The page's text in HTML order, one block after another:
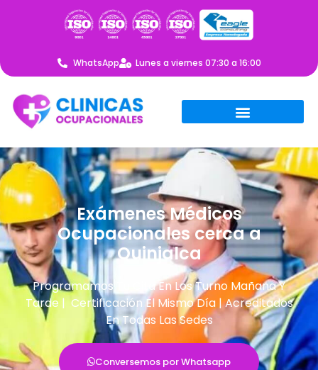
WhatsApp Lunes a viernes 07:30 a 16:00
Exámenes Médicos
Ocupacionales cerca a
Quinjalca
Programamos Tu Cita En Los Turno Mañana Y
Tarde | Certificación El Mismo Día | Acreditados
En Todas Las Sedes
Conversemos por Whatsapp